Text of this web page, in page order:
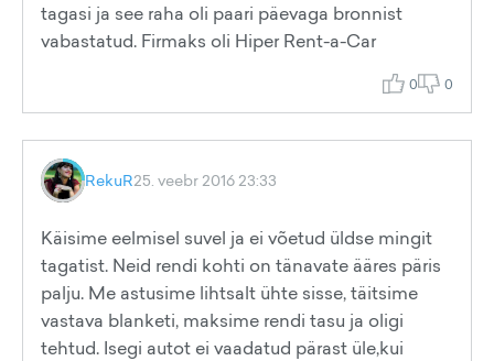
tagasi ja see raha oli paari päevaga bronnist
vabastatud. Firmaks oli Hiper Rent-a-Car
0 0
RekuR25. veebr 2016 23:33
Käisime eelmisel suvel ja ei võetud üldse mingit
tagatist. Neid rendi kohti on tänavate ääres päris
palju. Me astusime lihtsalt ühte sisse, täitsime
vastava blanketi, maksime rendi tasu ja oligi
tehtud. Isegi autot ei vaadatud pärast üle,kui